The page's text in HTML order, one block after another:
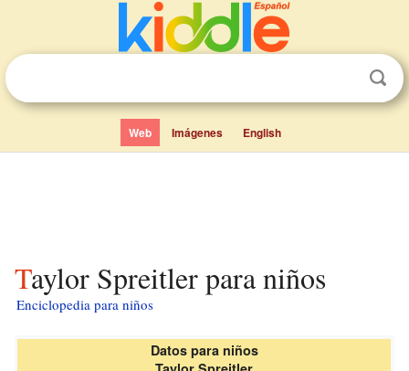
Web Imágenes English
Taylor Spreitler para niños
Enciclopedia para niños
Datos para niños